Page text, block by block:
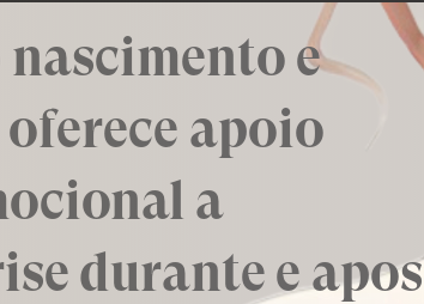
e
apoio
a
durante e após